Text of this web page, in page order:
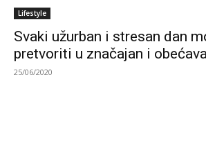
Lifestyle
Svaki užurban i stresan dan
pretvoriti u značajan i
25/06/2020